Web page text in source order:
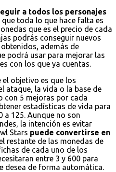
a todos los personajes
toda lo que hace falta es
que es el precio de cada
podrás conseguir nuevos
además de
podrá usar para mejorar las
con los que ya cuentas.
objetivo es que los
ataque, la vida o la base de
con 5 mejoras por cada
estadísticas de vida para
a 125. Aunque no son
la intención es evitar
Stars puede convertirse en
el restante de las monedas de
de cada uno de los
entre 3 y 600 para
desea de forma automática.